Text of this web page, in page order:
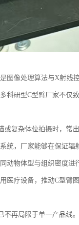
图像处理算法与X射线
科研型C型臂厂家不仅
或复杂体位拍摄时，常
统，厂家能够在保证
动物体型与组织密度
医疗设备，推动C型臂
不再局限于单一产品线